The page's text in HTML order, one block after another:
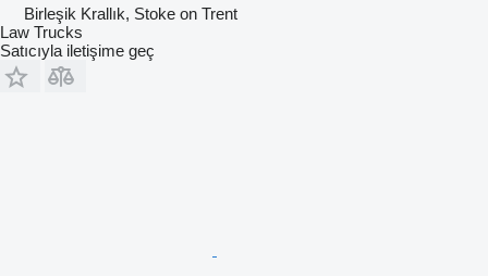
Birleşik Krallık, Stoke on Trent
Law Trucks
Satıcıyla iletişime geç